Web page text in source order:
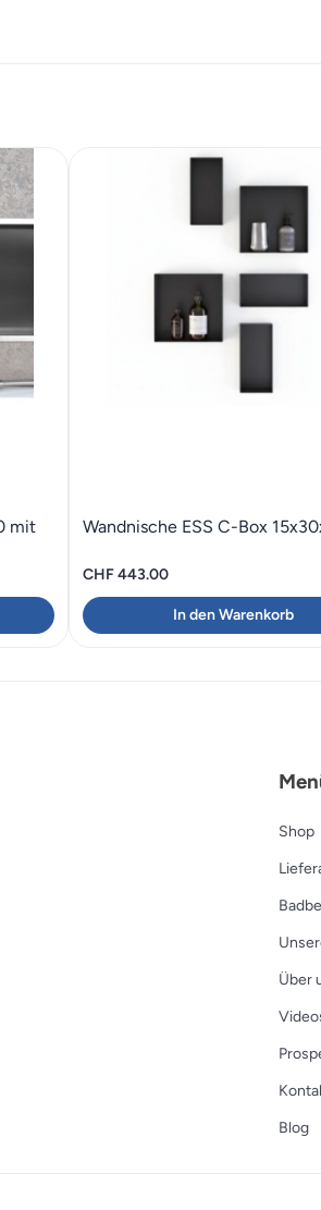
mit
Wandnische ESS C-Box
CHF443.00
In den Warenkorb
Shop
Über
Blog